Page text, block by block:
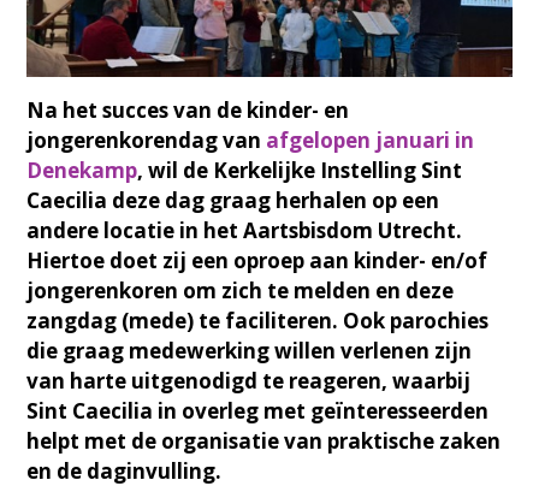
Na het succes van de kinder- en
jongerenkorendag van afgelopen januari in
Denekamp, wil de Kerkelijke Instelling Sint
Caecilia deze dag graag herhalen op een
andere locatie in het Aartsbisdom Utrecht.
Hiertoe doet zij een oproep aan kinder- en/of
jongerenkoren om zich te melden en deze
zangdag (mede) te faciliteren. Ook parochies
die graag medewerking willen verlenen zijn
van harte uitgenodigd te reageren, waarbij
Sint Caecilia in overleg met geïnteresseerden
helpt met de organisatie van praktische zaken
en de daginvulling.